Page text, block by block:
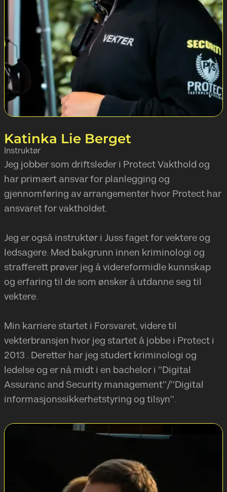
Katinka Lie Berget
Instruktør
Jeg jobber som driftsleder i Protect Vakthold og
har primært ansvar for planlegging og
gjennomføring av arrangementer hvor Protect har
ansvaret for vaktholdet.
Jeg er også instruktør i Juss faget for vektere og
ledsagere. Med bakgrunn innen kriminologi og
strafferett prøver jeg å videreformidle kunnskap
og erfaring til de som ønsker å utdanne seg til
vektere.
Min karriere startet i Forsvaret, videre til
vekterbransjen hvor jeg startet å jobbe i Protect i
2013 . Deretter har jeg studert kriminologi og
ledelse og er nå midt i en bachelor i "Digital
Assuranc and Security management"/"Digital
informasjonssikkerhetstyring og tilsyn".